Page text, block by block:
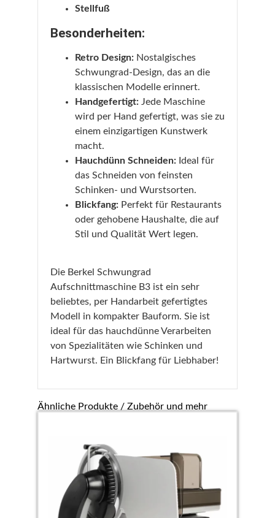
Stellfuß
Besonderheiten:
Retro Design:Nostalgisches
Schwungrad-Design, das an die
klassischen Modelle erinnert.
Handgefertigt:Jede Maschine
wird per Hand gefertigt, was sie zu
einem einzigartigen Kunstwerk
macht.
Hauchdünn Schneiden:Ideal für
das Schneiden von feinsten
Schinken- und Wurstsorten.
Blickfang:Perfekt für Restaurants
oder gehobene Haushalte, die auf
Stil und Qualität Wert legen.
Die Berkel Schwungrad
Aufschnittmaschine B3 ist ein sehr
beliebtes, per Handarbeit gefertigtes
Modell in kompakter Bauform. Sie ist
ideal für das hauchdünne Verarbeiten
von Spezialitäten wie Schinken und
Hartwurst. Ein Blickfang für Liebhaber!
Ähnliche Produkte / Zubehör und mehr